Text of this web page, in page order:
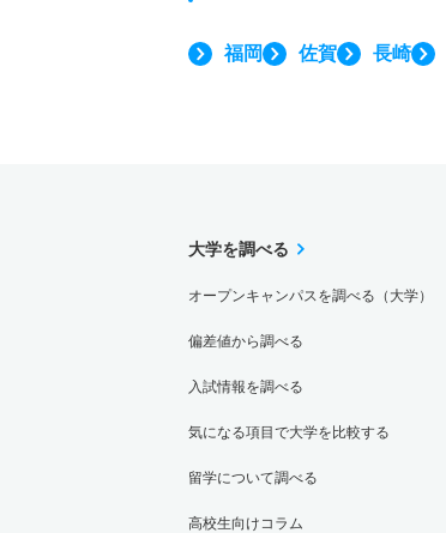
福岡 佐賀 長崎
大学を調べる
オープンキャンパスを調べる（大学）
偏差値から調べる
入試情報を調べる
気になる項目で大学を比較する
留学について調べる
高校生向けコラム